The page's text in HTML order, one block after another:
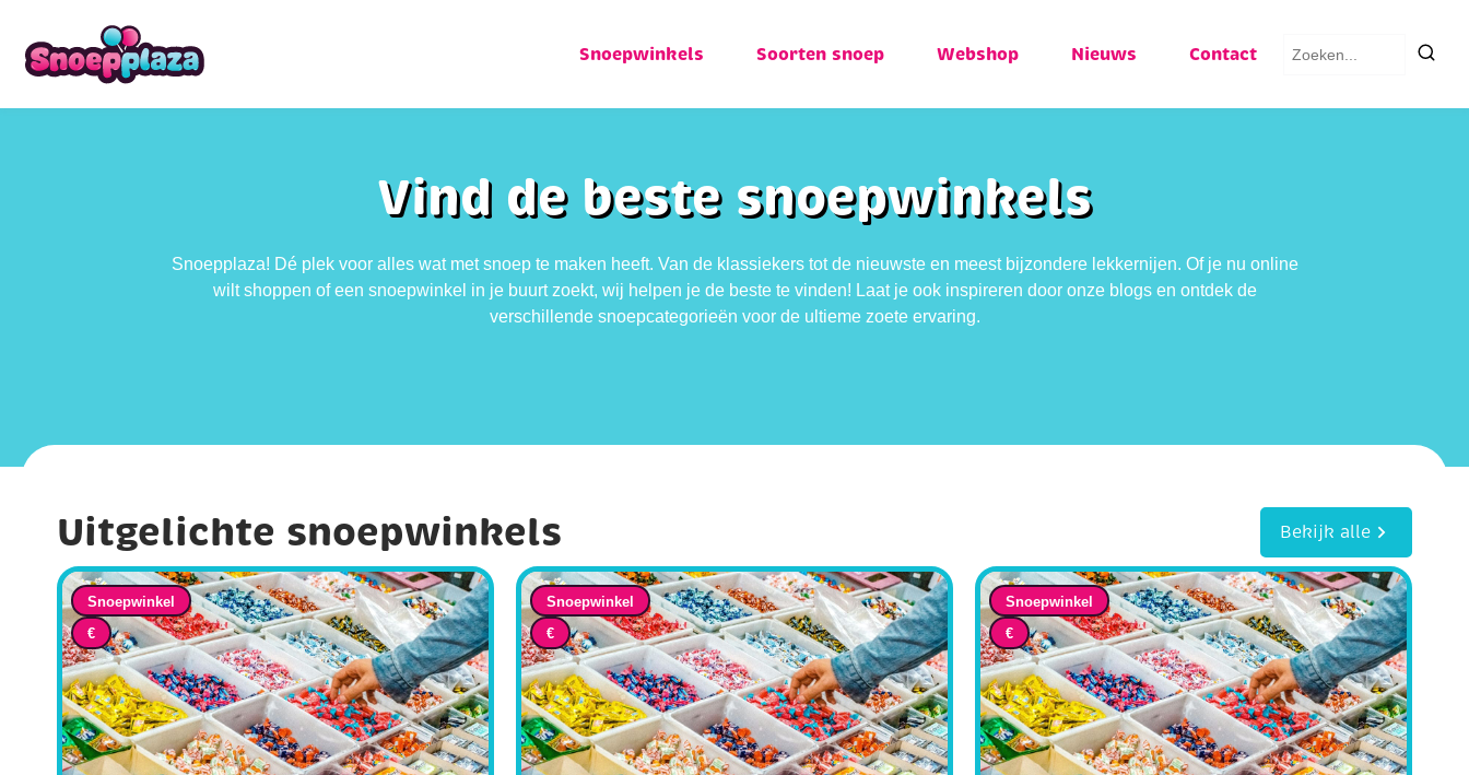
Snoepwinkels Soorten snoep Webshop Nieuws Contact
Zoeken
Vind de beste snoepwinkels
Snoepplaza! Dé plek voor alles wat met snoep te maken heeft. Van de klassiekers tot de nieuwste en meest bijzondere lekkernijen. Of je nu online
wilt shoppen of een snoepwinkel in je buurt zoekt, wij helpen je de beste te vinden! Laat je ook inspireren door onze blogs en ontdek de
verschillende snoepcategorieën voor de ultieme zoete ervaring.
Uitgelichte snoepwinkels Bekijk alle
Snoepwinkel
€
Snoepwinkel
€
Snoepwinkel
€